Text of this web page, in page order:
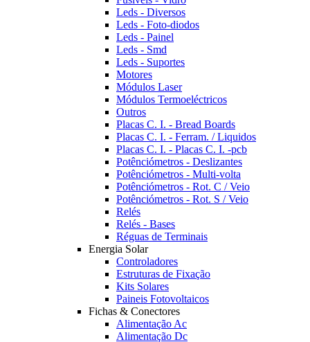
Leds - Diversos
Leds - Foto-diodos
Leds - Painel
Leds - Smd
Leds - Suportes
Motores
Módulos Laser
Módulos Termoeléctricos
Outros
Placas C. I. - Bread Boards
Placas C. I. - Ferram. / Liquidos
Placas C. I. - Placas C. I. -pcb
Potênciómetros - Deslizantes
Potênciómetros - Multi-volta
Potênciómetros - Rot. C / Veio
Potênciómetros - Rot. S / Veio
Relés
Relés - Bases
Réguas de Terminais
Energia Solar
Controladores
Estruturas de Fixação
Kits Solares
Paineis Fotovoltaicos
Fichas & Conectores
Alimentação Ac
Alimentação Dc